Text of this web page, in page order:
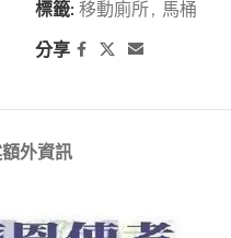
標籤: 移動廁所, 馬桶
分享
額外資訊